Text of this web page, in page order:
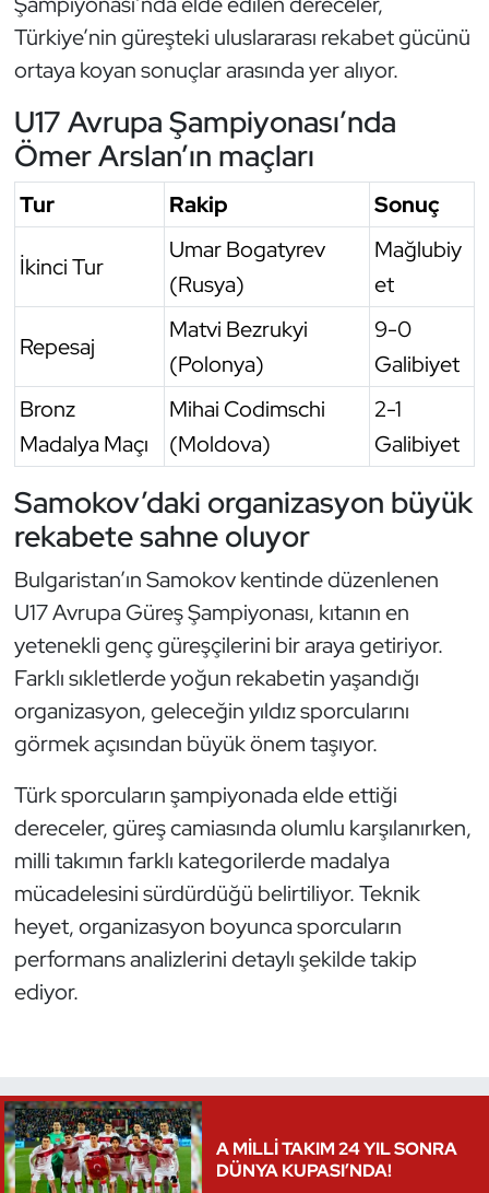
Türkiye’nin güreşteki uluslararası rekabet gücünü
ortaya koyan sonuçlar arasında yer alıyor.
U17 Avrupa Şampiyonası’nda
Ömer Arslan’ın maçları
Tur Rakip Sonuç
İkinci Tur
Umar Bogatyrev
(Rusya)
Mağlubiy
et
Repesaj
Matvi Bezrukyi
(Polonya)
9-0
Galibiyet
Bronz
Madalya Maçı
Mihai Codimschi
(Moldova)
2-1
Galibiyet
Samokov’daki organizasyon büyük
rekabete sahne oluyor
Bulgaristan’ın Samokov kentinde düzenlenen
U17 Avrupa Güreş Şampiyonası, kıtanın en
yetenekli genç güreşçilerini bir araya getiriyor.
Farklı sıkletlerde yoğun rekabetin yaşandığı
organizasyon, geleceğin yıldız sporcularını
görmek açısından büyük önem taşıyor.
Türk sporcuların şampiyonada elde ettiği
dereceler, güreş camiasında olumlu karşılanırken,
milli takımın farklı kategorilerde madalya
mücadelesini sürdürdüğü belirtiliyor. Teknik
heyet, organizasyon boyunca sporcuların
performans analizlerini detaylı şekilde takip
ediyor.
A MİLLİ TAKIM 24 YIL SONRA
DÜNYA KUPASI’NDA!